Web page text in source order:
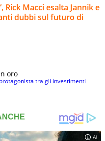
Rick Macci esalta Jannik e
dubbi sul futuro di
oro
tra gli investimenti